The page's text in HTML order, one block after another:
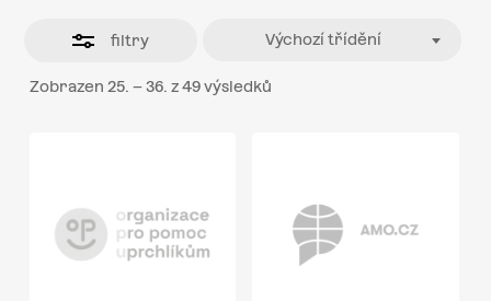
filtry
Zobrazen 25. – 36. z 49 výsledků
Výchozí třídění